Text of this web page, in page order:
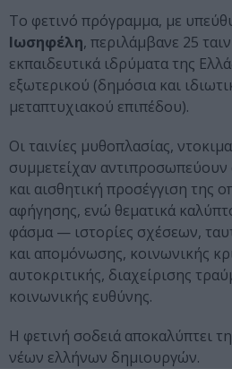
Το φετινό πρόγραμμα, με
Ιωσηφέλη, περιλάμβανε 25
εκπαιδευτικά ιδρύματα της
εξωτερικού (δημόσια και
μεταπτυχιακού επιπέδου).
Οι ταινίες μυθοπλασίας,
συμμετείχαν αντιπροσωπεύουν
και αισθητική προσέγγιση της
αφήγησης, ενώ θεματικά
φάσμα — ιστορίες σχέσεων,
και απομόνωσης, κοινωνικής
αυτοκριτικής, διαχείρισης
κοινωνικής ευθύνης.
Η φετινή σοδειά αποκαλύπτει
νέων ελλήνων δημιουργών.